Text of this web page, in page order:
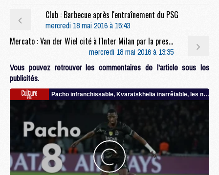
Club : Barbecue après l'entraînement du PSG
mercredi 18 mai 2016 à 15:43
Mercato : Van der Wiel cité à l'Inter Milan par la presse italienne
mercredi 18 mai 2016 à 13:35
Vous pouvez retrouver les commentaires de l'article sous les
publicités.